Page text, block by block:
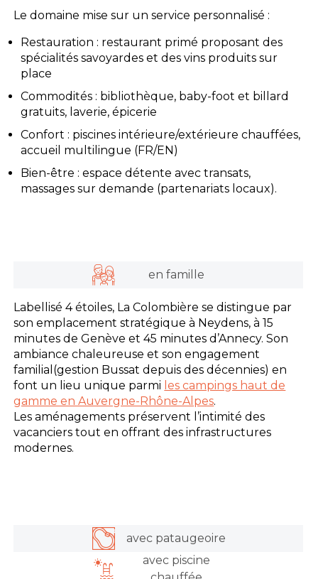
L'espace Aquatique
Les activités
Le domaine mise sur un service personnalisé :
Restauration : restaurant primé proposant des
spécialités savoyardes et des vins produits sur
place
Commodités : bibliothèque, baby-foot et billard
gratuits, laverie, épicerie
Confort : piscines intérieure/extérieure chauffées,
accueil multilingue (FR/EN)
Bien-être : espace détente avec transats,
massages sur demande (partenariats locaux).
en famille
Labellisé 4 étoiles, La Colombière se distingue par
son emplacement stratégique à Neydens, à 15
minutes de Genève et 45 minutes d’Annecy. Son
ambiance chaleureuse et son engagement
familial(gestion Bussat depuis des décennies) en
font un lieu unique parmi les campings haut de
gamme en Auvergne-Rhône-Alpes.
Les aménagements préservent l’intimité des
vacanciers tout en offrant des infrastructures
modernes.
avec pataugeoire
avec piscine